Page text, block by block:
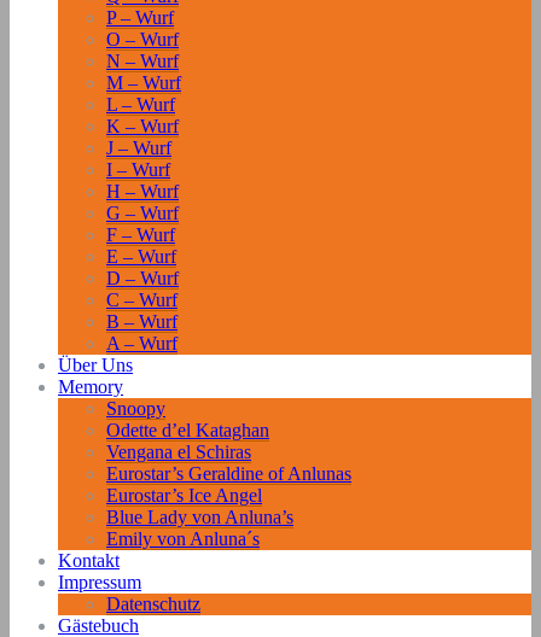
P – Wurf
O – Wurf
N – Wurf
M – Wurf
L – Wurf
K – Wurf
J – Wurf
I – Wurf
H – Wurf
G – Wurf
F – Wurf
E – Wurf
D – Wurf
C – Wurf
B – Wurf
A – Wurf
Über Uns
Memory
Snoopy
Odette d’el Kataghan
Vengana el Schiras
Eurostar’s Geraldine of Anlunas
Eurostar’s Ice Angel
Blue Lady von Anluna’s
Emily von Anluna´s
Kontakt
Impressum
Datenschutz
Gästebuch